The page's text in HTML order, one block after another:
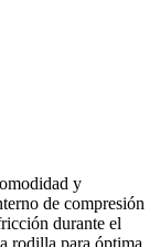
y
de compresión
durante el